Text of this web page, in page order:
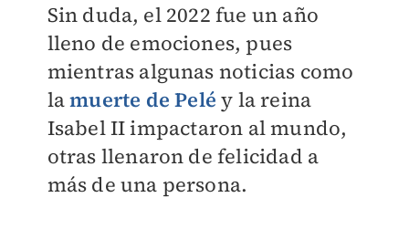
Sin duda, el 2022 fue un año
lleno de emociones, pues
mientras algunas noticias como
lamuerte de Pelé y la reina
Isabel II impactaron al mundo,
otras llenaron de felicidad a
más de una persona.